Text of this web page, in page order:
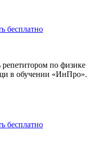
бесплатно
по физике
в обучении «ИнПро».
бесплатно